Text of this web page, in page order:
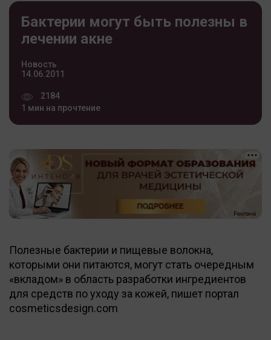
Бактерии могут быть полезны в
лечении акне
Новость
14.06.2011
2184
1 мин на прочтение
Полезные бактерии и пищевые волокна,
которыми они питаются, могут стать очередным
«вкладом» в область разработки ингредиентов
для средств по уходу за кожей, пишет портал
cosmeticsdesign.com